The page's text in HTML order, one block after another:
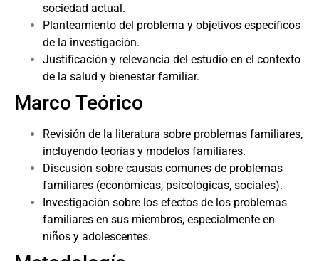
sociedad actual.
Planteamiento del problema y objetivos específicos
de la investigación.
Justificación y relevancia del estudio en el contexto
de la salud y bienestar familiar.
Marco Teórico
Revisión de la literatura sobre problemas familiares,
incluyendo teorías y modelos familiares.
Discusión sobre causas comunes de problemas
familiares (económicas, psicológicas, sociales).
Investigación sobre los efectos de los problemas
familiares en sus miembros, especialmente en
niños y adolescentes.